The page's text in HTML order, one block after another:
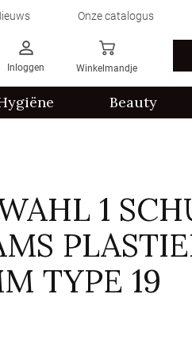
Onze catalogus
Inloggen Winkelmandje
Beauty
1
TYPE 19